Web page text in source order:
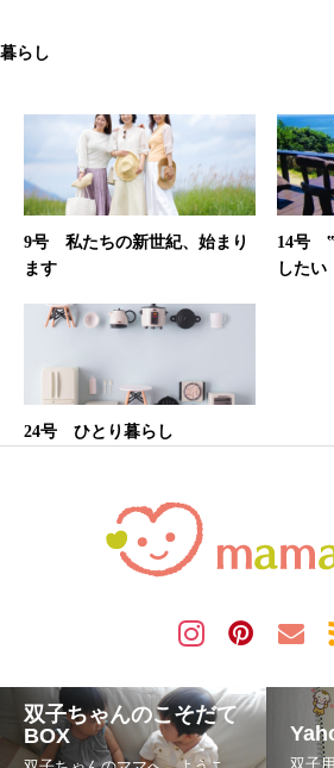
暮らし
9号 私たちの新世紀、始まり
ます
14号 ‟
したい
24号 ひとり暮らし
双子ちゃんのこそだて
BOX
双子